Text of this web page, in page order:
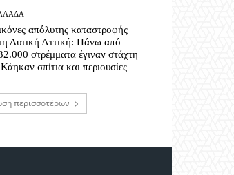
απόλυτης καταστροφής
Δυτική Αττική: Πάνω από
στρέμματα έγιναν στάχτη
σπίτια και περιουσίες
περισσοτέρων